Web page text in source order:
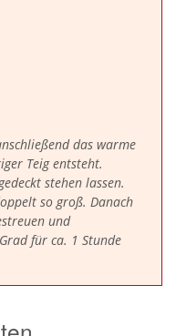
das warme
Teig entsteht.
stehen lassen.
so groß. Danach
und
für ca. 1 Stunde